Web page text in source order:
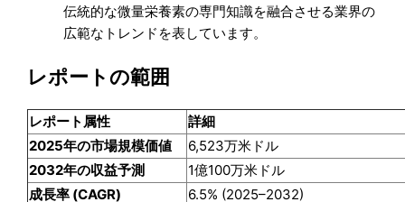
伝統的な微量栄養素の専門知識を融合させる業界の
広範なトレンドを表しています。
レポートの範囲
レポート属性
詳細
2025年の市場規模価値
6,523万米ドル
2032年の収益予測
1億100万米ドル
成長率 (CAGR)
6.5% (2025–2032)